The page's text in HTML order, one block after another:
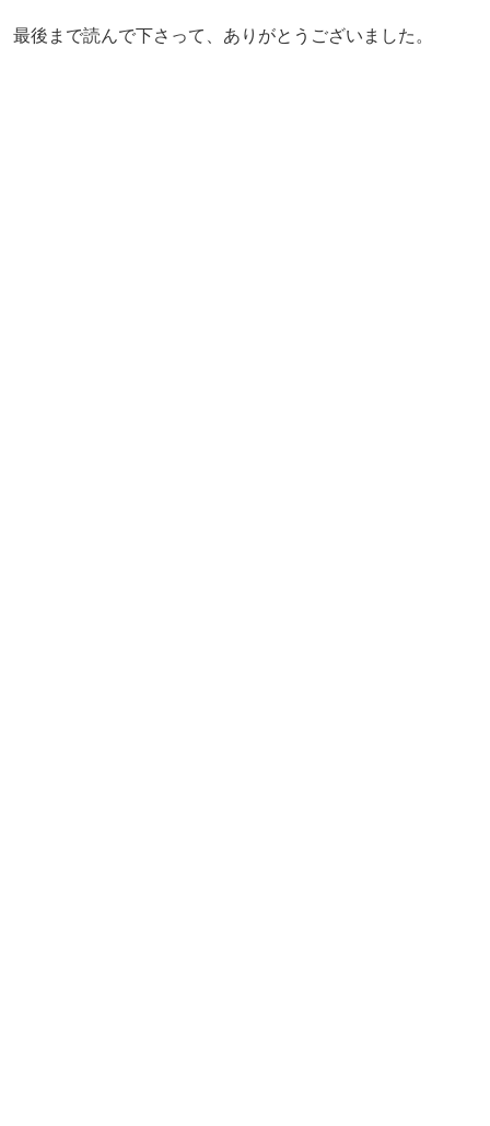
最後まで読んで下さって、ありがとうございました。